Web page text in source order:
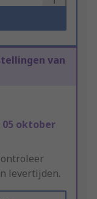
van
05 oktober
levertijden.